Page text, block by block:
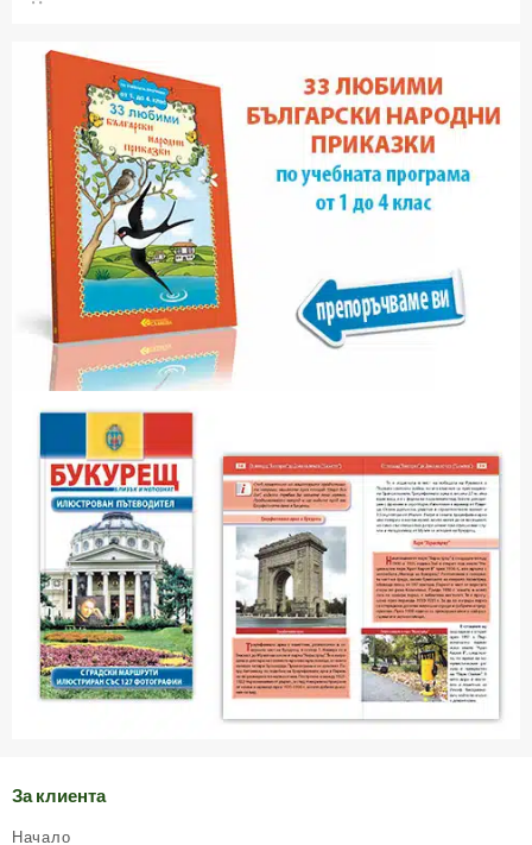
За клиента
Начало